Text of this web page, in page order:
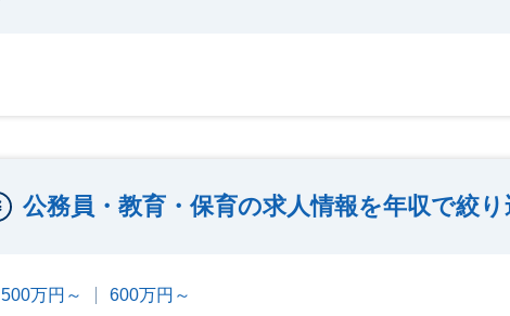
公務員・教育・保育の求人情報を年収で絞
500万円～ 600万円～